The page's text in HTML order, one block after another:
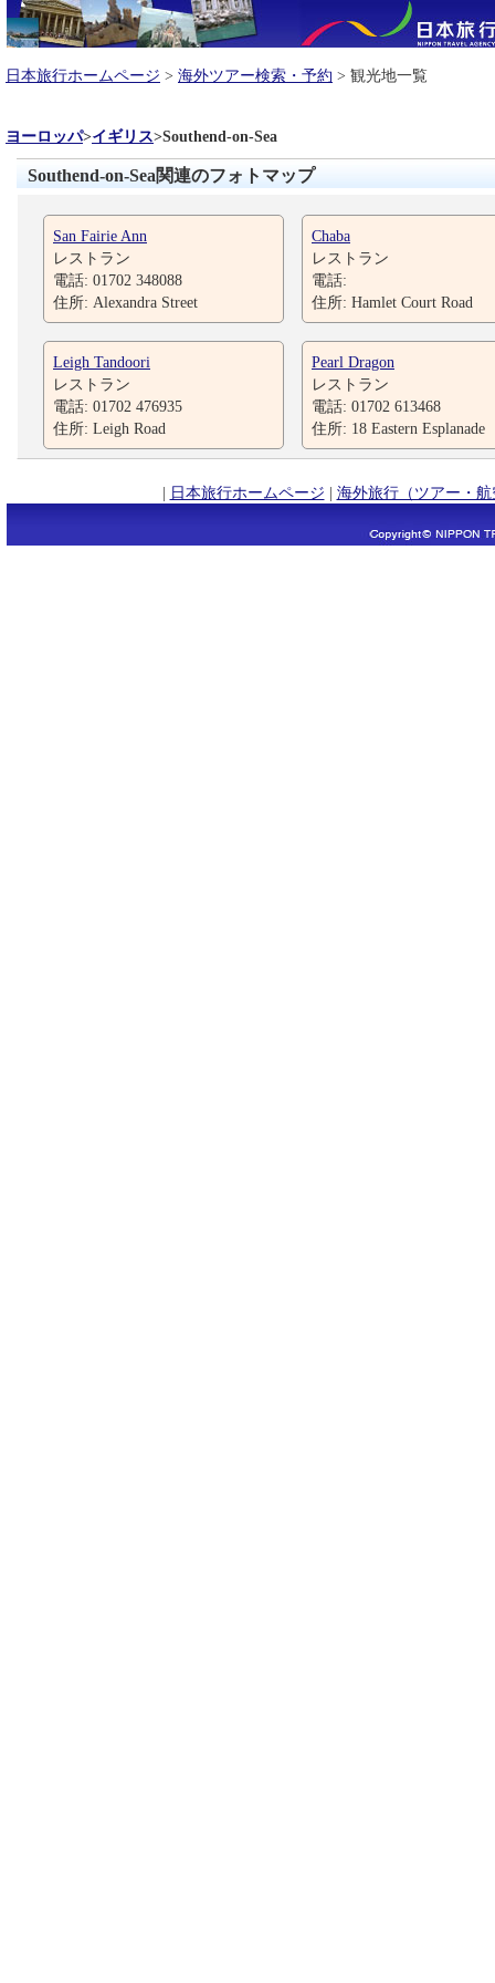
日本旅行ホームページ > 海外ツアー検索・予約 > 観光地一覧
ヨーロッパ>イギリス>Southend-on-Sea
Southend-on-Sea関連のフォトマップ
San Fairie Ann
レストラン
電話: 01702 348088
住所: Alexandra Street
Chaba
レストラン
電話:
住所: Hamlet Court Road
Leigh Tandoori
レストラン
電話: 01702 476935
住所: Leigh Road
Pearl Dragon
レストラン
電話: 01702 613468
住所: 18 Eastern Esplanade
| 日本旅行ホームページ | 海外旅行（ツアー・航